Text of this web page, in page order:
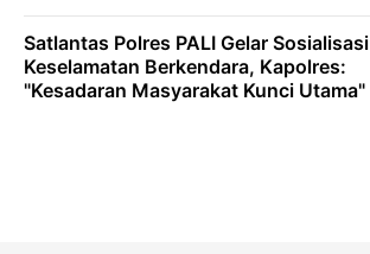
Satlantas Polres PALI Gelar Sosialisasi
Keselamatan Berkendara, Kapolres:
"Kesadaran Masyarakat Kunci Utama"